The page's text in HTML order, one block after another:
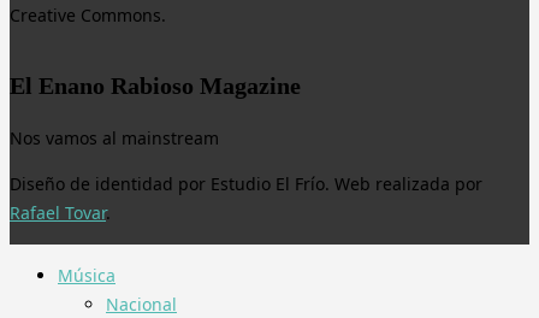
Creative Commons.
El Enano Rabioso Magazine
Nos vamos al mainstream
Diseño de identidad por Estudio El Frío. Web realizada por
Rafael Tovar.
Música
Nacional